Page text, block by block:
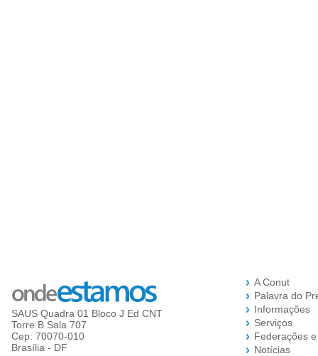
SAUS Quadra 01 Bloco J Ed CNT
Torre B Sala 707
Cep: 70070-010
Brasília - DF
A Conut
Palavra do
Informações
Serviços
Federações
Notícias